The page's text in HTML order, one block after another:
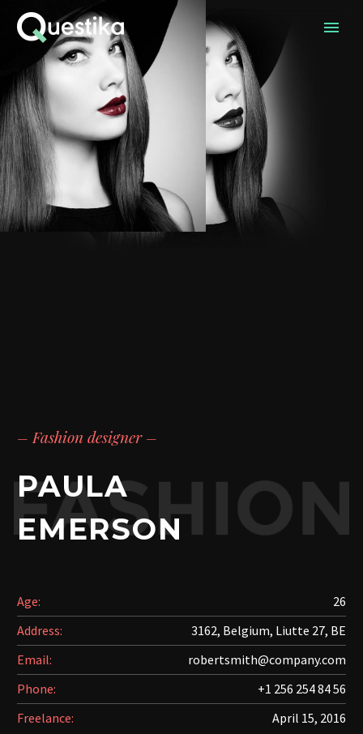
– Fashion designer –
PAULA
EMERSON
Age:
26
Address:
3162, Belgium, Liutte 27, BE
Email:
robertsmith@company.com
Phone:
+1 256 254 84 56
Freelance:
April 15, 2016